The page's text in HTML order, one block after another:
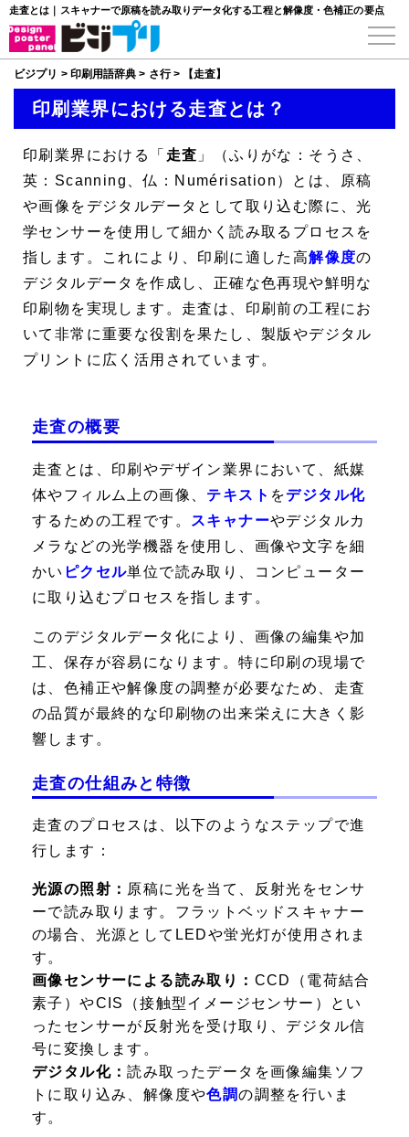
走査とは｜スキャナーで原稿を読み取りデータ化する工程と解像度・色補正の要点
ビジプリ > 印刷用語辞典 > さ行> 【走査】
印刷業界における走査とは？
印刷業界における「 走査 」（ふりがな：そうさ、
英：Scanning、仏：Numérisation）とは、原稿
や画像をデジタルデータとして取り込む際に、光
学センサーを使用して細かく読み取るプロセスを
指します。これにより、印刷に適した高解像度の
デジタルデータを作成し、正確な色再現や鮮明な
印刷物を実現します。走査は、印刷前の工程にお
いて非常に重要な役割を果たし、製版やデジタル
プリントに広く活用されています。
走査の概要
走査とは、印刷やデザイン業界において、紙媒
体やフィルム上の画像、 テキスト をデジタル化
するための工程です。
スキャナーやデジタルカ
メラなどの光学機器を使用し、画像や文字を細
かい ピクセル単位で読み取り、コンピューター
に取り込むプロセスを指します。
このデジタルデータ化により、画像の編集や加
工、保存が容易になります。特に印刷の現場で
は、色補正や解像度の調整が必要なため、走査
の品質が最終的な印刷物の出来栄えに大きく影
響します。
走査の仕組みと特徴
走査のプロセスは、以下のようなステップで進
行します：
光源の照射： 原稿に光を当て、反射光をセンサ
ーで読み取ります。フラットベッドスキャナー
の場合、光源としてLEDや蛍光灯が使用されま
す。
画像センサーによる読み取り： CCD（電荷結合
素子）やCIS（接触型イメージセンサー）とい
ったセンサーが反射光を受け取り、デジタル信
号に変換します。
デジタル化：読み取ったデータを画像編集ソフ
トに取り込み、解像度や色調の調整を行いま
す。